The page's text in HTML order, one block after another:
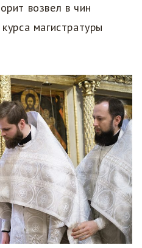
возвел в чин
магистратуры